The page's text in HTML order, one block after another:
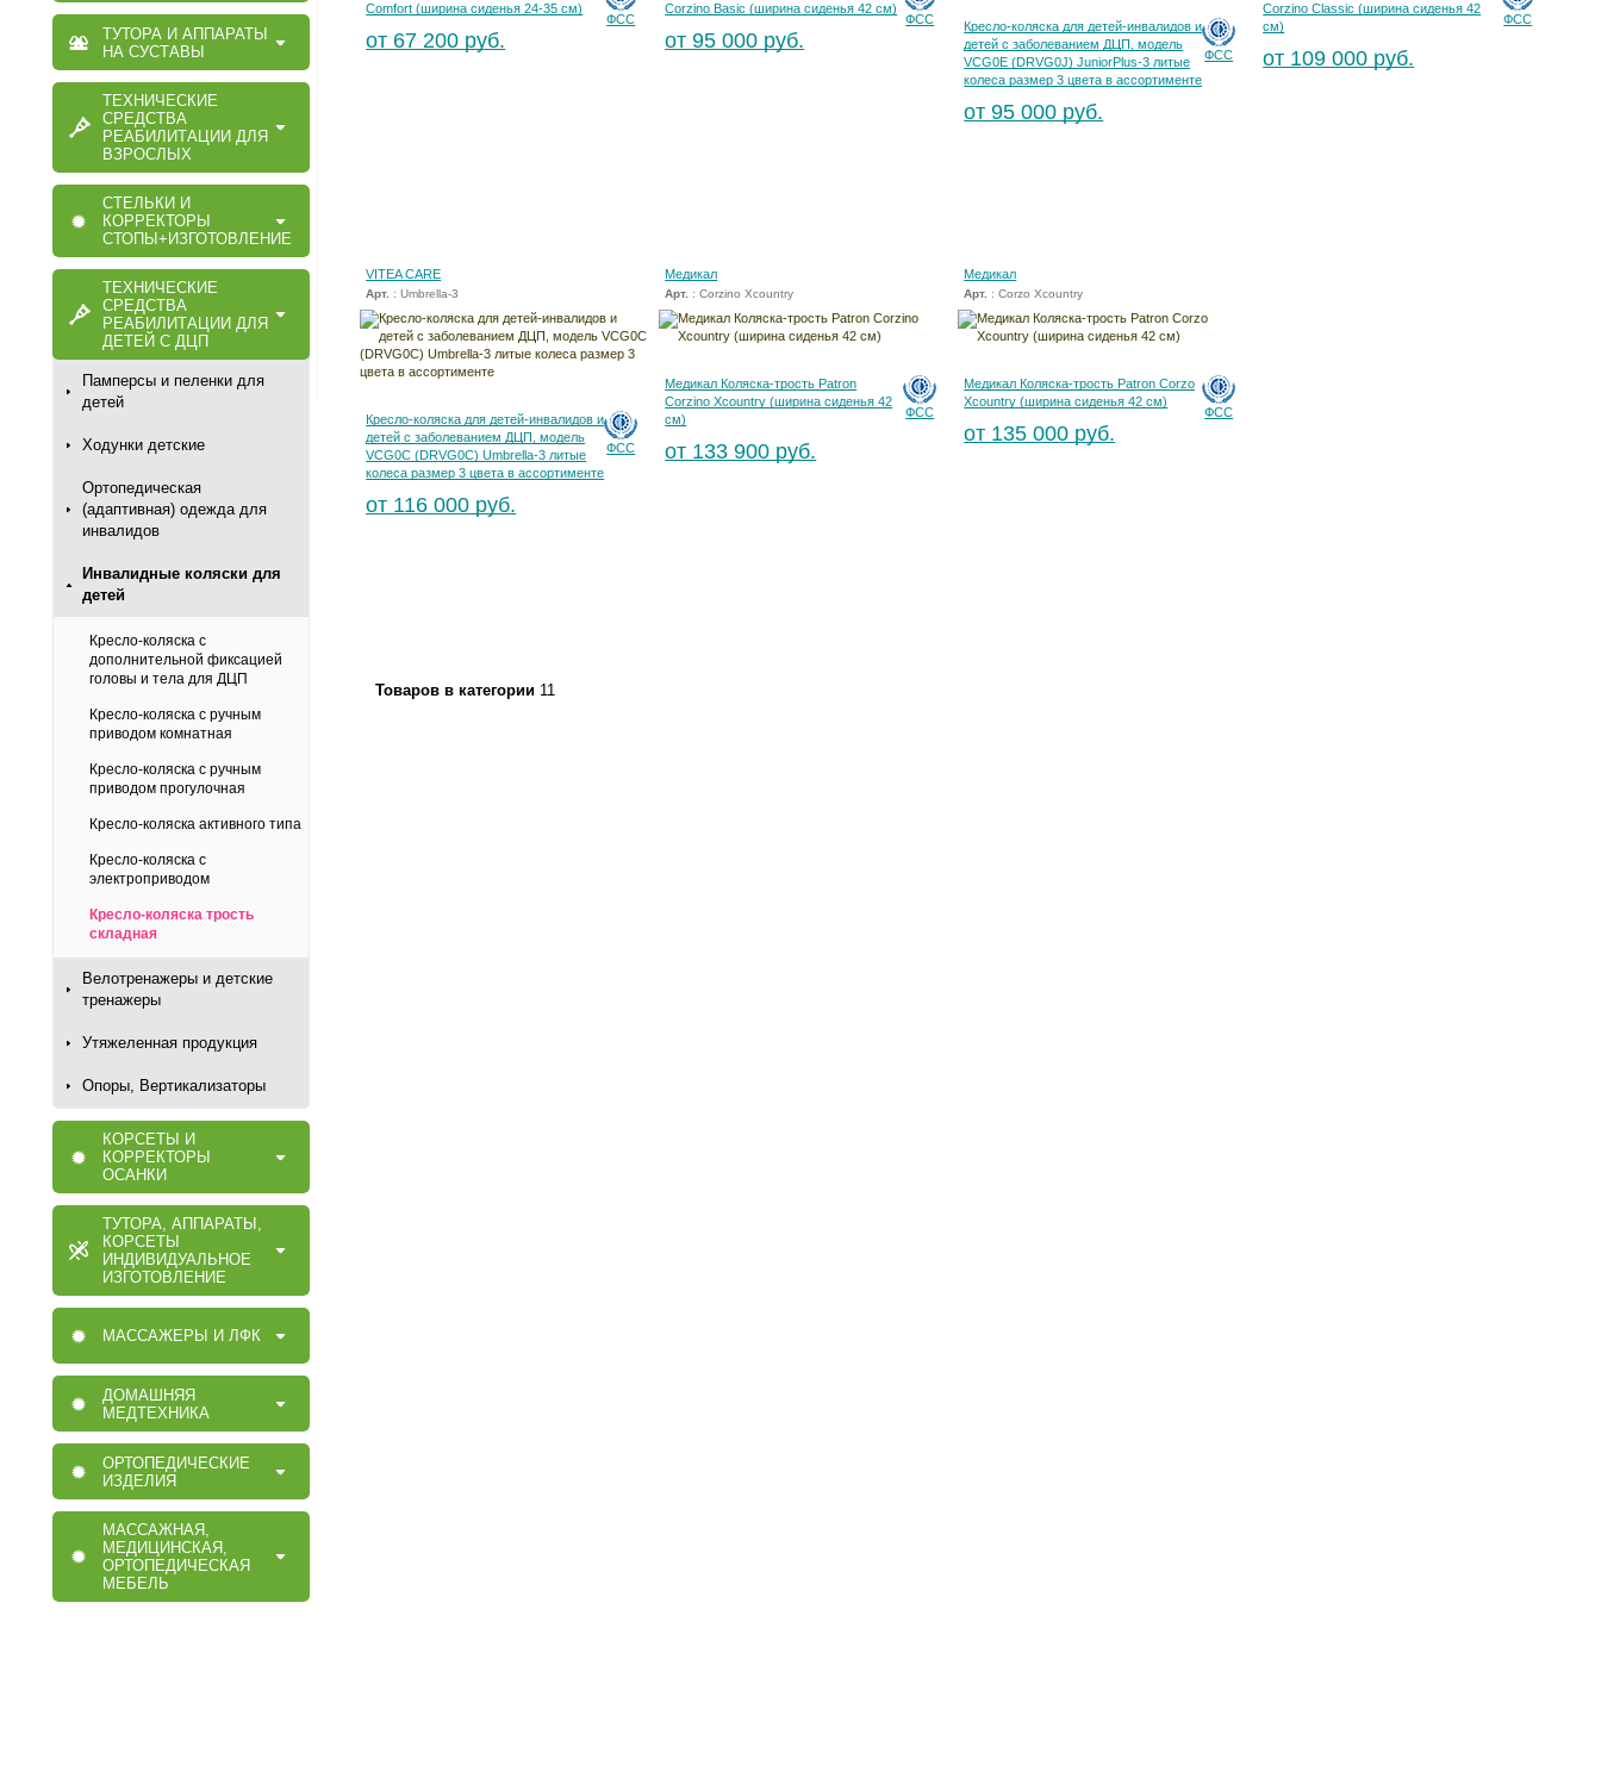
ТУТОРА И АППАРАТЫ
НА СУСТАВЫ
ТЕХНИЧЕСКИЕ
СРЕДСТВА
РЕАБИЛИТАЦИИ ДЛЯ
ВЗРОСЛЫХ
СТЕЛЬКИ И
КОРРЕКТОРЫ
СТОПЫ+ИЗГОТОВЛЕНИЕ
ТЕХНИЧЕСКИЕ
СРЕДСТВА
РЕАБИЛИТАЦИИ ДЛЯ
ДЕТЕЙ С ДЦП
Памперсы и пеленки для
детей
Ходунки детские
Ортопедическая
(адаптивная) одежда для
инвалидов
Инвалидные коляски для
детей
Кресло-коляска с
дополнительной фиксацией
головы и тела для ДЦП
Кресло-коляска с ручным
приводом комнатная
Кресло-коляска с ручным
приводом прогулочная
Кресло-коляска активного типа
Кресло-коляска с
электроприводом
Кресло-коляска трость
складная
Велотренажеры и детские
тренажеры
Утяжеленная продукция
Опоры, Вертикализаторы
КОРСЕТЫ И
КОРРЕКТОРЫ
ОСАНКИ
ТУТОРА, АППАРАТЫ,
КОРСЕТЫ
ИНДИВИДУАЛЬНОЕ
ИЗГОТОВЛЕНИЕ
МАССАЖЕРЫ И ЛФК
ДОМАШНЯЯ
МЕДТЕХНИКА
ОРТОПЕДИЧЕСКИЕ
ИЗДЕЛИЯ
МАССАЖНАЯ,
МЕДИЦИНСКАЯ,
ОРТОПЕДИЧЕСКАЯ
МЕБЕЛЬ
ФСС
Comfort (ширина сиденья 24-35 см)
от 67 200 руб.
ФСС
Corzino Basic (ширина сиденья 42 см)
от 95 000 руб.
ФСС
Кресло-коляска для детей-инвалидов и
детей с заболеванием ДЦП, модель
VCG0E (DRVG0J) JuniorPlus-3 литые
колеса размер 3 цвета в ассортименте
от 95 000 руб.
ФСС
Corzino Classic (ширина сиденья 42
см)
от 109 000 руб.
VITEA CARE
Арт. : Umbrella-3
ФСС
Кресло-коляска для детей-инвалидов и
детей с заболеванием ДЦП, модель
VCG0C (DRVG0C) Umbrella-3 литые
колеса размер 3 цвета в ассортименте
от 116 000 руб.
Медикал
Арт. : Corzino Xcountry
ФСС
Медикал Коляска-трость Patron
Corzino Xcountry (ширина сиденья 42
см)
от 133 900 руб.
Медикал
Арт. : Corzo Xcountry
ФСС
Медикал Коляска-трость Patron Corzo
Xcountry (ширина сиденья 42 см)
от 135 000 руб.
Товаров в категории 11